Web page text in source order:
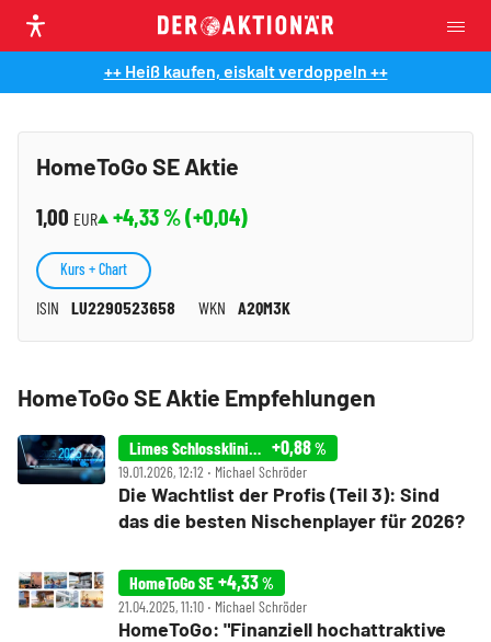
++ Heiß kaufen, eiskalt verdoppeln ++
HomeToGo SE Aktie
1,00 EUR +4,33 % (+0,04)
ISIN LU2290523658 WKN A2QM3K
Kurs + Chart
HomeToGo SE Aktie Empfehlungen
Limes Schlosskliniken AG +0,88%
19.01.2026, 12:12 ‧ Michael Schröder
Die Wachtlist der Profis (Teil 3): Sind
das die besten Nischenplayer für 2026?
HomeToGo SE +4,33%
21.04.2025, 11:10 ‧ Michael Schröder
HomeToGo: "Finanziell hochattraktive